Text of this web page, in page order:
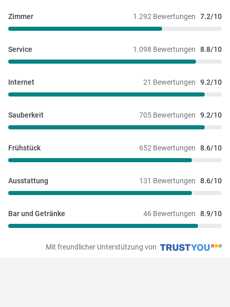
1.292 Bewertungen 7.2/10
Zimmer
1.098 Bewertungen 8.8/10
Service
21 Bewertungen 9.2/10
Internet
705 Bewertungen 9.2/10
Sauberkeit
652 Bewertungen 8.6/10
Frühstück
131 Bewertungen 8.6/10
Ausstattung
46 Bewertungen 8.9/10
Bar und Getränke
Mit freundlicher Unterstützung von